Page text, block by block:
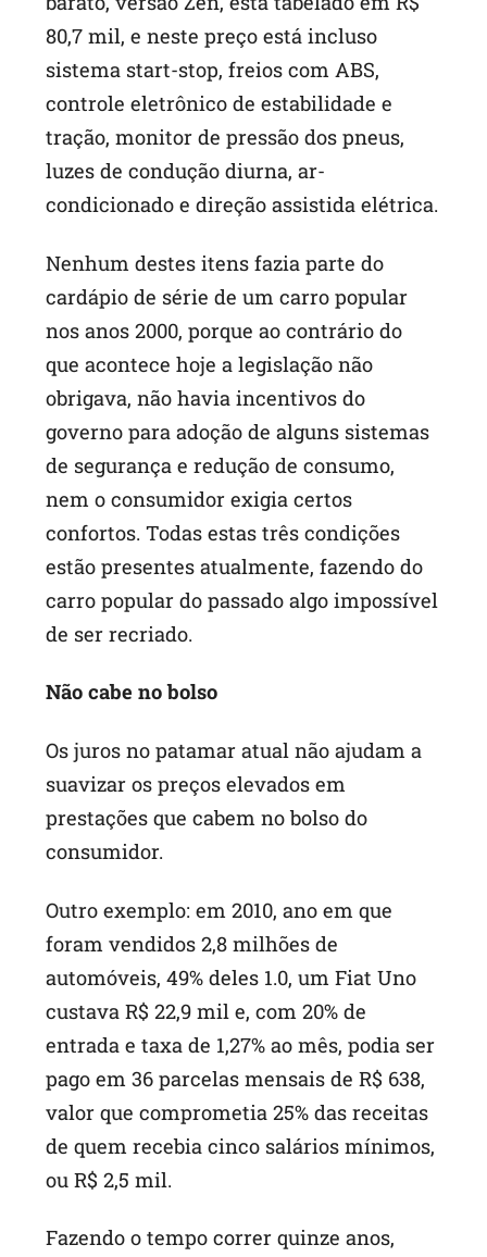
80,7 mil, e neste preço está incluso
sistema start-stop, freios com ABS,
controle eletrônico de estabilidade e
tração, monitor de pressão dos pneus,
luzes de condução diurna, ar-
condicionado e direção assistida elétrica.
Nenhum destes itens fazia parte do
cardápio de série de um carro popular
nos anos 2000, porque ao contrário do
que acontece hoje a legislação não
obrigava, não havia incentivos do
governo para adoção de alguns sistemas
de segurança e redução de consumo,
nem o consumidor exigia certos
confortos. Todas estas três condições
estão presentes atualmente, fazendo do
carro popular do passado algo impossível
de ser recriado.
Não cabe no bolso
Os juros no patamar atual não ajudam a
suavizar os preços elevados em
prestações que cabem no bolso do
consumidor.
Outro exemplo: em 2010, ano em que
foram vendidos 2,8 milhões de
automóveis, 49% deles 1.0, um Fiat Uno
custava R$ 22,9 mil e, com 20% de
entrada e taxa de 1,27% ao mês, podia ser
pago em 36 parcelas mensais de R$ 638,
valor que comprometia 25% das receitas
de quem recebia cinco salários mínimos,
ou R$ 2,5 mil.
Fazendo o tempo correr quinze anos,